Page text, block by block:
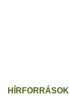
HÍRFORRÁSOK